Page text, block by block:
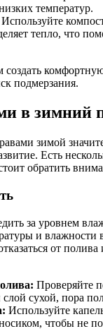
температур.
Используйте
тепло, что
подмерзания.
в зимний
зимой
Есть
обратить
за уровнем
и влажности
от
Проверяйте
сухой, пора
Используйте
чтобы не